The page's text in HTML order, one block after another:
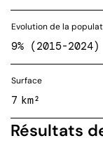
Evolution de la
9% (2015-2024)
Surface
7 km²
Résultats